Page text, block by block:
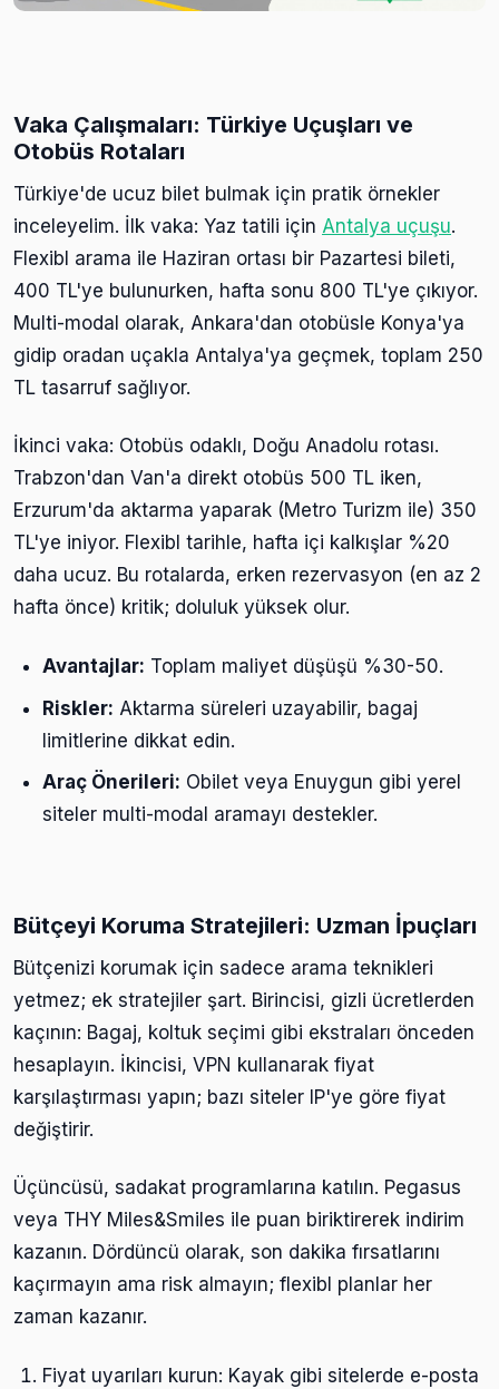
Vaka Çalışmaları: Türkiye Uçuşları ve
Otobüs Rotaları
Türkiye'de ucuz bilet bulmak için pratik örnekler
inceleyelim. İlk vaka: Yaz tatili için Antalya uçuşu.
Flexibl arama ile Haziran ortası bir Pazartesi bileti,
400 TL'ye bulunurken, hafta sonu 800 TL'ye çıkıyor.
Multi-modal olarak, Ankara'dan otobüsle Konya'ya
gidip oradan uçakla Antalya'ya geçmek, toplam 250
TL tasarruf sağlıyor.
İkinci vaka: Otobüs odaklı, Doğu Anadolu rotası.
Trabzon'dan Van'a direkt otobüs 500 TL iken,
Erzurum'da aktarma yaparak (Metro Turizm ile) 350
TL'ye iniyor. Flexibl tarihle, hafta içi kalkışlar %20
daha ucuz. Bu rotalarda, erken rezervasyon (en az 2
hafta önce) kritik; doluluk yüksek olur.
Avantajlar: Toplam maliyet düşüşü %30-50.
Riskler: Aktarma süreleri uzayabilir, bagaj
limitlerine dikkat edin.
Araç Önerileri: Obilet veya Enuygun gibi yerel
siteler multi-modal aramayı destekler.
Bütçeyi Koruma Stratejileri: Uzman İpuçları
Bütçenizi korumak için sadece arama teknikleri
yetmez; ek stratejiler şart. Birincisi, gizli ücretlerden
kaçının: Bagaj, koltuk seçimi gibi ekstraları önceden
hesaplayın. İkincisi, VPN kullanarak fiyat
karşılaştırması yapın; bazı siteler IP'ye göre fiyat
değiştirir.
Üçüncüsü, sadakat programlarına katılın. Pegasus
veya THY Miles&Smiles ile puan biriktirerek indirim
kazanın. Dördüncü olarak, son dakika fırsatlarını
kaçırmayın ama risk almayın; flexibl planlar her
zaman kazanır.
Fiyat uyarıları kurun: Kayak gibi sitelerde e-posta